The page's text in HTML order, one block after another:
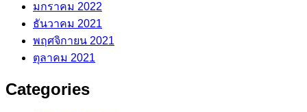
มกราคม 2022
ธันวาคม 2021
พฤศจิกายน 2021
ตุลาคม 2021
Categories